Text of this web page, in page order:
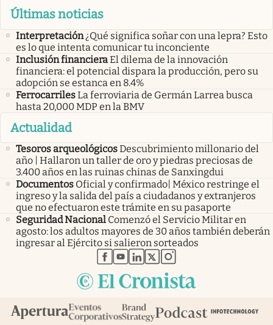
Últimas noticias
Interpretación ¿Qué significa soñar con una lepra? Esto
es lo que intenta comunicar tu inconciente
Inclusión financieraEl dilema de la innovación
financiera: el potencial dispara la producción, pero su
adopción se estanca en 8.4%
FerrocarrilesLa ferroviaria de Germán Larrea busca
hasta 20,000 MDP en la BMV
Actualidad
Tesoros arqueológicosDescubrimiento millonario del
año | Hallaron un taller de oro y piedras preciosas de
3.400 años en las ruinas chinas de Sanxingdui
Documentos Oficial y confirmado| México restringe el
ingreso y la salida del país a ciudadanos y extranjeros
que no efectuaron este trámite en su pasaporte
Seguridad Nacional Comenzó el Servicio Militar en
agosto: los adultos mayores de 30 años también deberán
ingresar al Ejército si salieron sorteados
abre en nueva pestaña
abre en nueva pestaña
abre en nueva pestaña
abre en nueva pestaña
abre en nueva pestaña